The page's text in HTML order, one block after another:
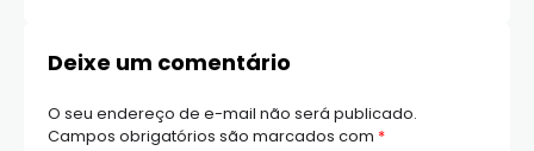
Deixe um comentário
O seu endereço de e-mail não será publicado.
Campos obrigatórios são marcados com *